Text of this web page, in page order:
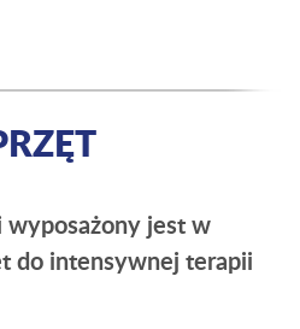
wyposażony jest w
do intensywnej terapii